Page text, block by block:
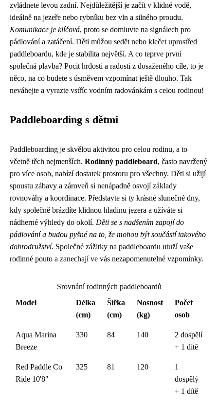
zvládnete levou zadní. Nejdůležitější je začít v klidné vodě,
ideálně na jezeře nebo rybníku bez vln a silného proudu.
Komunikace je klíčová, proto se domluvte na signálech pro
pádlování a zatáčení. Děti můžou sedět nebo klečet uprostřed
paddleboardu, kde je stabilita největší. A co teprve první
společná plavba? Pocit hrdosti a radosti z dosaženého cíle, to je
něco, na co budete s úsměvem vzpomínat ještě dlouho. Tak
neváhejte a vyrazte vstříc vodním radovánkám s celou rodinou!
Paddleboarding s dětmi
Paddleboarding je skvělou aktivitou pro celou rodinu, a to
včetně těch nejmenších. Rodinný paddleboard, často navržený
pro více osob, nabízí dostatek prostoru pro všechny. Děti si užijí
spoustu zábavy a zároveň si nenápadně osvojí základy
rovnováhy a koordinace. Představte si ty krásné slunečné dny,
kdy společně brázdíte klidnou hladinu jezera a užíváte si
nádherné výhledy do okolí. Děti se s nadšením zapojí do
pádlování a budou pyšné na to, že mohou být součástí takového
dobrodružství. Společné zážitky na paddleboardu utuží vaše
rodinné pouto a zanechají ve vás nezapomenutelné vzpomínky.
Srovnání rodinných paddleboardů
Model
Délka
(cm)
Šířka
(cm)
Nosnost
(kg)
Počet
osob
Aqua Marina
Breeze
330 84 140
2 dospělí
+ 1 dítě
Red Paddle Co
Ride 10'8"
325 81 120
1
dospělý
+ 1 dítě